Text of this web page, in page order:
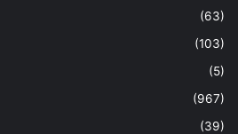
(63)
(103)
(5)
(967)
(39)